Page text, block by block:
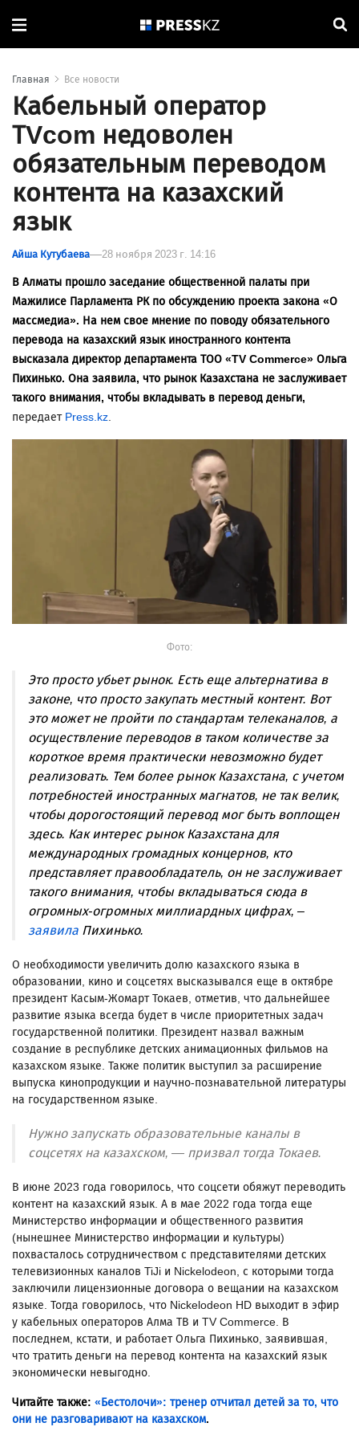
Главная Все новости
Кабельный оператор
ТVcom недоволен
обязательным переводом
контента на казахский
язык
Айша Кутубаева 28 ноября 2023 г. 14:16
В Алматы прошло заседание общественной палаты при
Мажилисе Парламента РК по обсуждению проекта закона «О
массмедиа». На нем свое мнение по поводу обязательного
перевода на казахский язык иностранного контента
высказала директор департамента ТОО «TV Commerce» Ольга
Пихинько. Она заявила, что рынок Казахстана не заслуживает
такого внимания, чтобы вкладывать в перевод деньги,
передает Press.kz.
Фото:
Это просто убьет рынок. Есть еще альтернатива в
законе, что просто закупать местный контент. Вот
это может не пройти по стандартам телеканалов, а
осуществление переводов в таком количестве за
короткое время практически невозможно будет
реализовать. Тем более рынок Казахстана, с учетом
потребностей иностранных магнатов, не так велик,
чтобы дорогостоящий перевод мог быть воплощен
здесь. Как интерес рынок Казахстана для
международных громадных концернов, кто
представляет правообладатель, он не заслуживает
такого внимания, чтобы вкладываться сюда в
огромных-огромных миллиардных цифрах, –
заявила Пихинько.
О необходимости увеличить долю казахского языка в
образовании, кино и соцсетях высказывался еще в октябре
президент Касым-Жомарт Токаев, отметив, что дальнейшее
развитие языка всегда будет в числе приоритетных задач
государственной политики. Президент назвал важным
создание в республике детских анимационных фильмов на
казахском языке. Также политик выступил за расширение
выпуска кинопродукции и научно-познавательной литературы
на государственном языке.
Нужно запускать образовательные каналы в
соцсетях на казахском, — призвал тогда Токаев.
В июне 2023 года говорилось, что соцсети обяжут переводить
контент на казахский язык. А в мае 2022 года тогда еще
Министерство информации и общественного развития
(нынешнее Министерство информации и культуры)
похвасталось сотрудничеством с представителями детских
телевизионных каналов TiJi и Nickelodeon, с которыми тогда
заключили лицензионные договора о вещании на казахском
языке. Тогда говорилось, что Nickelodeon HD выходит в эфир
у кабельных операторов Алма ТВ и TV Commerce. В
последнем, кстати, и работает Ольга Пихинько, заявившая,
что тратить деньги на перевод контента на казахский язык
экономически невыгодно.
Читайте также: «Бестолочи»: тренер отчитал детей за то, что
они не разговаривают на казахском.